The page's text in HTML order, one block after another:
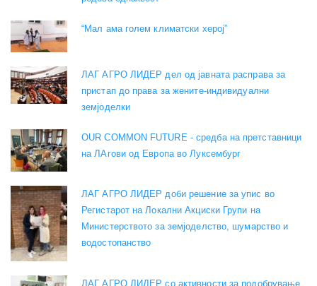
“Мал ама голем климатски херој”
ЛАГ АГРО ЛИДЕР дел од јавната расправа за
пристап до права за жените-индивидуални
земјоделки
OUR COMMON FUTURE - средба на претставници
на ЛАгови од Европа во Луксембург
ЛАГ АГРО ЛИДЕР доби решение за упис во
Регистарот на Локални Акциски Групи на
Министерството за земјоделство, шумарство и
водостопанство
ЛАГ АГРО ЛИДЕР со активности за подобрување